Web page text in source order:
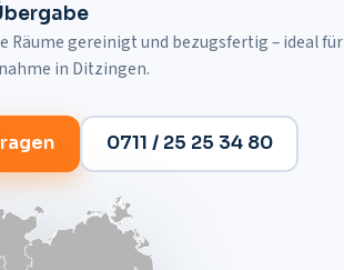
Räume gereinigt und bezugsfertig – ideal für
in Ditzingen.
0711 / 25 25 34 80